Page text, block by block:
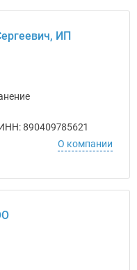
ИП
890409785621
О компании